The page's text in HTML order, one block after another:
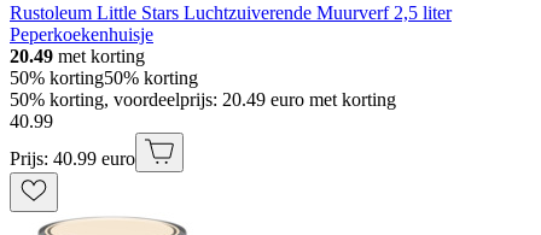
Rustoleum Little Stars Luchtzuiverende Muurverf 2,5 liter
Peperkoekenhuisje
20.49 met korting
50% korting50% korting
50% korting, voordeelprijs: 20.49 euro met korting
40.99
Prijs: 40.99 euro